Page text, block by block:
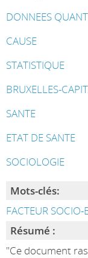
DONNEES
CAUSE
STATISTIQUE
BRUXELLES-
SANTE
ETAT DE SANTE
SOCIOLOGIE
Mots-clés:
FACTEUR
Résumé :
"Ce document